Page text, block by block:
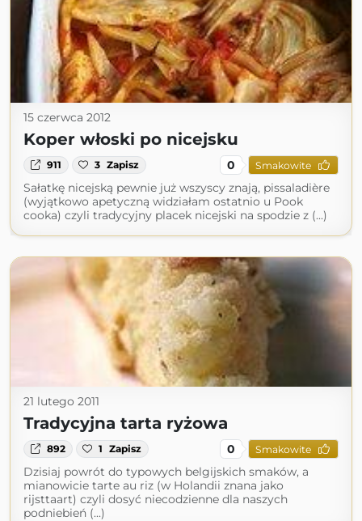
15 czerwca 2012
Koper włoski po nicejsku
911 3 Zapisz 0 Smakowite
Sałatkę nicejską pewnie już wszyscy znają, pissaladière
(wyjątkowo apetyczną widziałam ostatnio u Pook
cooka) czyli tradycyjny placek nicejski na spodzie z (...)
21 lutego 2011
Tradycyjna tarta ryżowa
892 1 Zapisz 0 Smakowite
Dzisiaj powrót do typowych belgijskich smaków, a
mianowicie tarte au riz (w Holandii znana jako
rijsttaart) czyli dosyć niecodzienne dla naszych
podniebień (...)